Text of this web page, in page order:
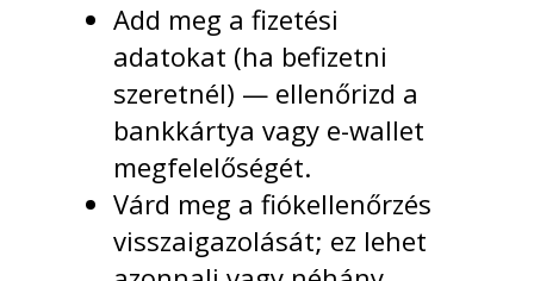
Add meg a fizetési
adatokat (ha befizetni
szeretnél) — ellenőrizd a
bankkártya vagy e-wallet
megfelelőségét.
Várd meg a fiókellenőrzés
visszaigazolását; ez lehet